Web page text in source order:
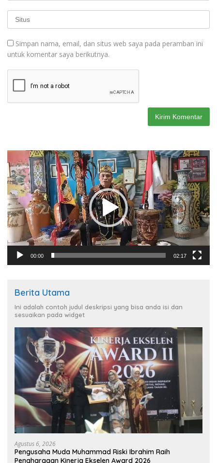
Simpan nama, email, dan situs web saya pada peramban ini
untuk komentar saya berikutnya.
Pemutar
Video
00:00 02:17
Berita Utama
Ini adalah contoh judul deskripsi yang bisa anda isi dan
sesuaikan pada widget
Agustus 6, 2026
Pengusaha Muda Muhammad Riski Ibrahim Raih
Penghargaan Kinerja Ekselen Award 2026